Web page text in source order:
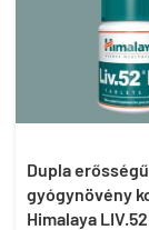
Dupla
gyógynövény
Himalaya